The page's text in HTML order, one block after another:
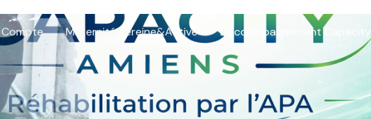
Maternité Sereine&Active L’accompagnement Capacity